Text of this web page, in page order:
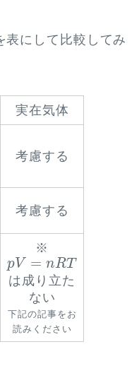
表にして比較してみ
実在気体
考慮する
考慮する
※
pV = nRT
pV= nR T
は成り立た
ない
下記の記事をお
読みください